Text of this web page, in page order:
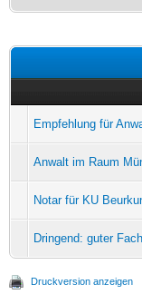
Empfehlung für
Anwalt im Raum
Notar für KU
Dringend: guter
Druckversion anzeigen